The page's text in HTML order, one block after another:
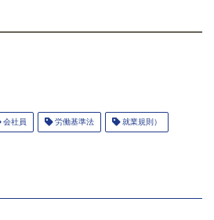
会社員 労働基準法 就業規則）